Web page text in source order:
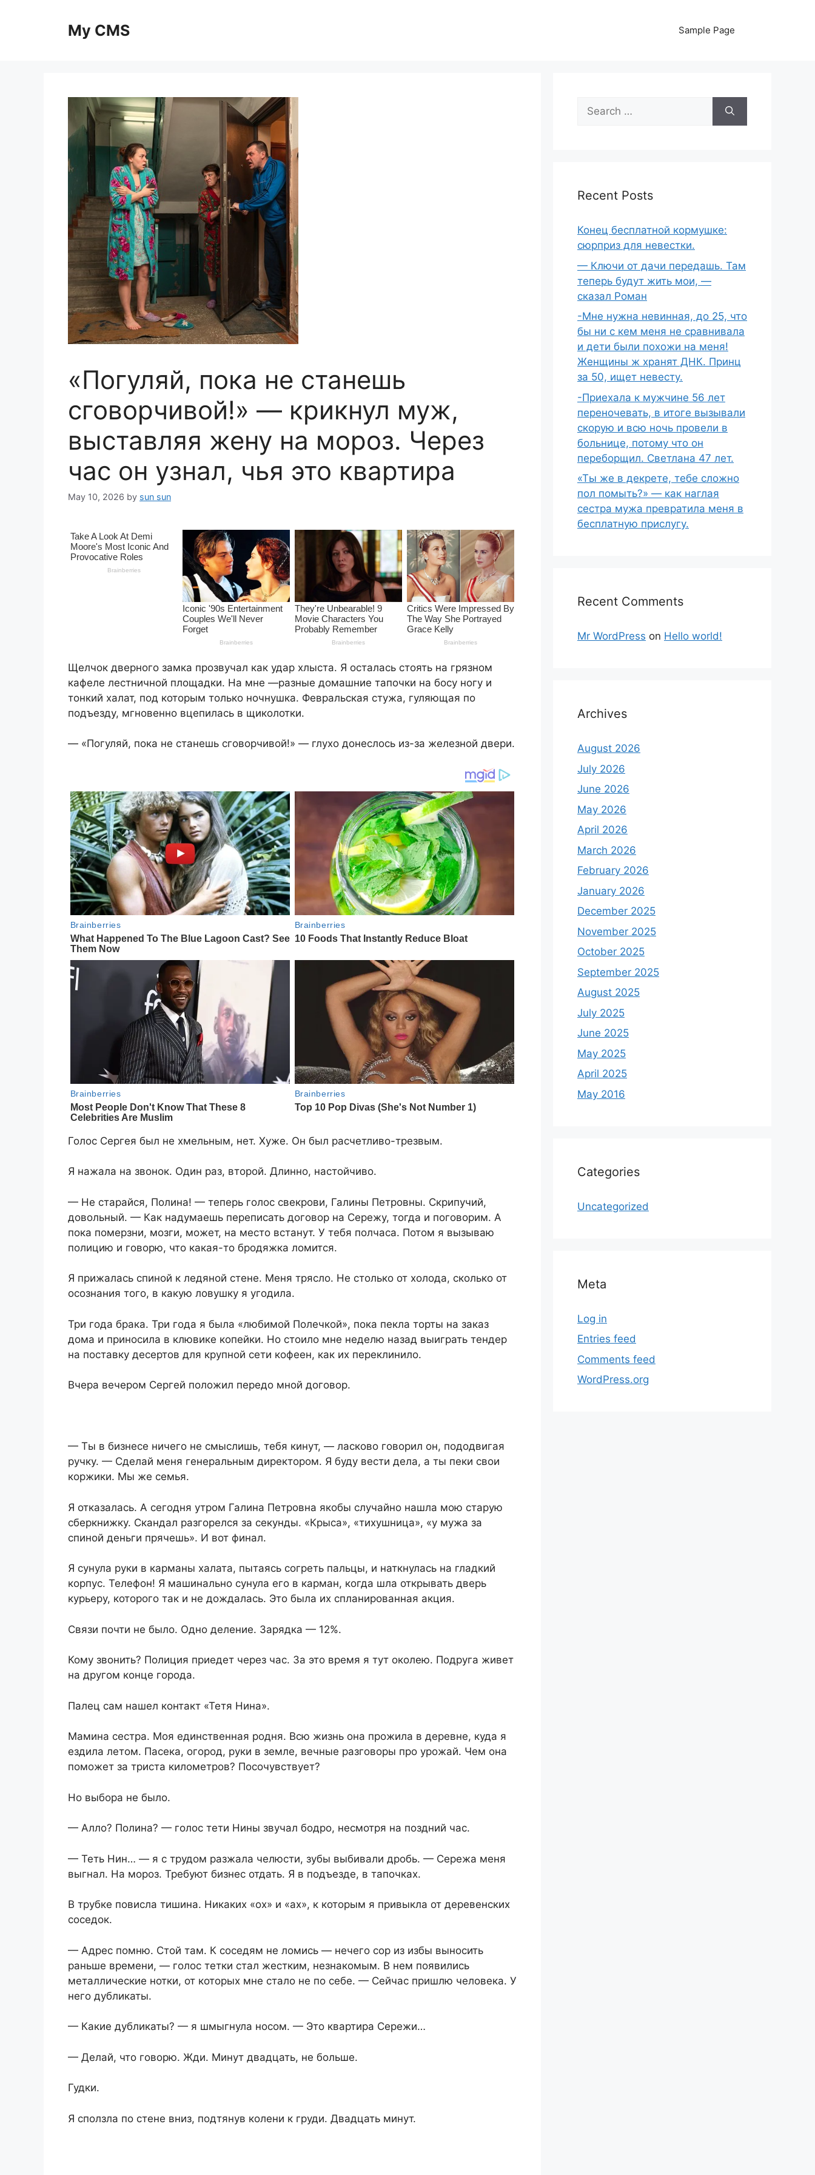
My CMS Sample Page
«Погуляй, пока не станешь
сговорчивой!» — крикнул муж,
выставляя жену на мороз. Через
час он узнал, чья это квартира
May 10, 2026 by sun sun
Щелчок дверного замка прозвучал как удар хлыста. Я осталась стоять на грязном
кафеле лестничной площадки. На мне —разные домашние тапочки на босу ногу и
тонкий халат, под которым только ночнушка. Февральская стужа, гуляющая по
подъезду, мгновенно вцепилась в щиколотки.
— «Погуляй, пока не станешь сговорчивой!» — глухо донеслось из-за железной двери.
Голос Сергея был не хмельным, нет. Хуже. Он был расчетливо-трезвым.
Я нажала на звонок. Один раз, второй. Длинно, настойчиво.
— Не старайся, Полина! — теперь голос свекрови, Галины Петровны. Скрипучий,
довольный. — Как надумаешь переписать договор на Сережу, тогда и поговорим. А
пока померзни, мозги, может, на место встанут. У тебя полчаса. Потом я вызываю
полицию и говорю, что какая-то бродяжка ломится.
Я прижалась спиной к ледяной стене. Меня трясло. Не столько от холода, сколько от
осознания того, в какую ловушку я угодила.
Три года брака. Три года я была «любимой Полечкой», пока пекла торты на заказ
дома и приносила в клювике копейки. Но стоило мне неделю назад выиграть тендер
на поставку десертов для крупной сети кофеен, как их переклинило.
Вчера вечером Сергей положил передо мной договор.
— Ты в бизнесе ничего не смыслишь, тебя кинут, — ласково говорил он, пододвигая
ручку. — Сделай меня генеральным директором. Я буду вести дела, а ты пеки свои
коржики. Мы же семья.
Я отказалась. А сегодня утром Галина Петровна якобы случайно нашла мою старую
сберкнижку. Скандал разгорелся за секунды. «Крыса», «тихушница», «у мужа за
спиной деньги прячешь». И вот финал.
Я сунула руки в карманы халата, пытаясь согреть пальцы, и наткнулась на гладкий
корпус. Телефон! Я машинально сунула его в карман, когда шла открывать дверь
курьеру, которого так и не дождалась. Это была их спланированная акция.
Связи почти не было. Одно деление. Зарядка — 12%.
Кому звонить? Полиция приедет через час. За это время я тут околею. Подруга живет
на другом конце города.
Палец сам нашел контакт «Тетя Нина».
Мамина сестра. Моя единственная родня. Всю жизнь она прожила в деревне, куда я
ездила летом. Пасека, огород, руки в земле, вечные разговоры про урожай. Чем она
поможет за триста километров? Посочувствует?
Но выбора не было.
— Алло? Полина? — голос тети Нины звучал бодро, несмотря на поздний час.
— Теть Нин… — я с трудом разжала челюсти, зубы выбивали дробь. — Сережа меня
выгнал. На мороз. Требуют бизнес отдать. Я в подъезде, в тапочках.
В трубке повисла тишина. Никаких «ох» и «ах», к которым я привыкла от деревенских
соседок.
— Адрес помню. Стой там. К соседям не ломись — нечего сор из избы выносить
раньше времени, — голос тетки стал жестким, незнакомым. В нем появились
металлические нотки, от которых мне стало не по себе. — Сейчас пришлю человека. У
него дубликаты.
— Какие дубликаты? — я шмыгнула носом. — Это квартира Сережи…
— Делай, что говорю. Жди. Минут двадцать, не больше.
Гудки.
Я сползла по стене вниз, подтянув колени к груди. Двадцать минут.
Search
for:
Recent Posts
Конец бесплатной кормушке:
сюрприз для невестки.
— Ключи от дачи передашь. Там
теперь будут жить мои, —
сказал Роман
-Мне нужна невинная, до 25, что
бы ни с кем меня не сравнивала
и дети были похожи на меня!
Женщины ж хранят ДНК. Принц
за 50, ищет невесту.
-Приехала к мужчине 56 лет
переночевать, в итоге вызывали
скорую и всю ночь провели в
больнице, потому что он
переборщил. Светлана 47 лет.
«Ты же в декрете, тебе сложно
пол помыть?» — как наглая
сестра мужа превратила меня в
бесплатную прислугу.
Recent Comments
Mr WordPress on Hello world!
Archives
August 2026
July 2026
June 2026
May 2026
April 2026
March 2026
February 2026
January 2026
December 2025
November 2025
October 2025
September 2025
August 2025
July 2025
June 2025
May 2025
April 2025
May 2016
Categories
Uncategorized
Meta
Log in
Entries feed
Comments feed
WordPress.org